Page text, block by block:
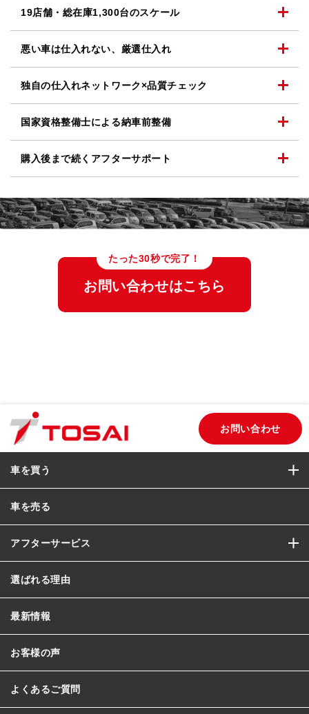
19店舗・総在庫1,300台のスケール
悪い車は仕入れない、 厳選仕入れ
独自の仕入れネットワーク×品質チェック
国家資格整備士による納車前整備
購入後まで続く アフターサポート
たった30秒で完了！
お問い合わせはこちら
お問い合わせ
車を買う
車を売る
アフターサービス
選ばれる理由
最新情報
お客様の声
よくあるご質問